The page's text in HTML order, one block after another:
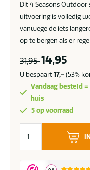
Dit 4 Seasons Outdoor
uitvoering is volledig
vanwege de iets
op te bergen als er
31,95 14,95
U bespaart17,-(53%
Vandaag besteld
huis
5 op voorraad
Seasons
Outdoor
sierkussen